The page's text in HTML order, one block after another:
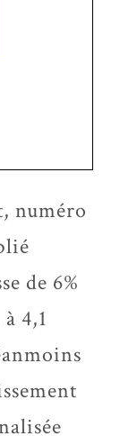
numéro
de 6%
4,1